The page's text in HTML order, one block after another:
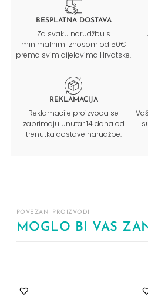
BESPLATNA DOSTAVA
Za svaku narudžbu s
minimalnim iznosom od 50€
prema svim dijelovima Hrvatske.
REKLAMACIJA
Reklamacije proizvoda se
zaprimaju unutar 14 dana od
trenutka dostave narudžbe.
POVEZANI PROIZVODI
MOGLO BI VAS